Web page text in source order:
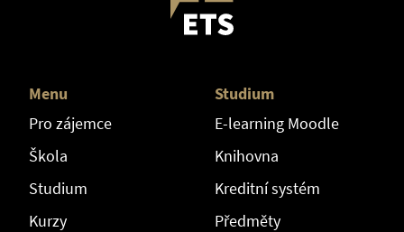
Menu
Pro zájemce
Škola
Studium
Kurzy
Studium
E-learning Moodle
Knihovna
Kreditní systém
Předměty